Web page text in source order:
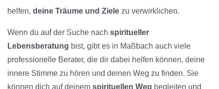
helfen, deine Träume und Ziele zu verwirklichen.
Wenn du auf der Suche nach spiritueller
Lebensberatung bist, gibt es in Maßbach auch viele
professionelle Berater, die dir dabei helfen können, deine
innere Stimme zu hören und deinen Weg zu finden. Sie
können dich auf deinem spirituellen Weg begleiten und